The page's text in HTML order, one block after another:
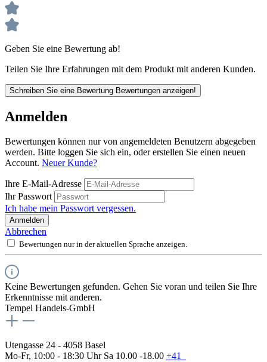
Geben Sie eine Bewertung ab!
Teilen Sie Ihre Erfahrungen mit dem Produkt mit anderen Kunden.
Schreiben Sie eine Bewertung Bewertungen anzeigen!
Anmelden
Bewertungen können nur von angemeldeten Benutzern abgegeben
werden. Bitte loggen Sie sich ein, oder erstellen Sie einen neuen
Account. Neuer Kunde?
Ihre E-Mail-Adresse
Ihr Passwort
Ich habe mein Passwort vergessen.
Anmelden
Abbrechen
Bewertungen nur in der aktuellen Sprache anzeigen.
Keine Bewertungen gefunden. Gehen Sie voran und teilen Sie Ihre
Erkenntnisse mit anderen.
Tempel Handels-GmbH
Utengasse 24 - 4058 Basel
Mo-Fr, 10:00 - 18:30 Uhr Sa 10.00 -18.00 +41